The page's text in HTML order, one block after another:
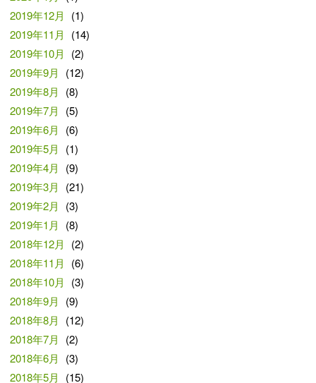
2019年12月
(1)
2019年11月
(14)
2019年10月
(2)
2019年9月
(12)
2019年8月
(8)
2019年7月
(5)
2019年6月
(6)
2019年5月
(1)
2019年4月
(9)
2019年3月
(21)
2019年2月
(3)
2019年1月
(8)
2018年12月
(2)
2018年11月
(6)
2018年10月
(3)
2018年9月
(9)
2018年8月
(12)
2018年7月
(2)
2018年6月
(3)
2018年5月
(15)